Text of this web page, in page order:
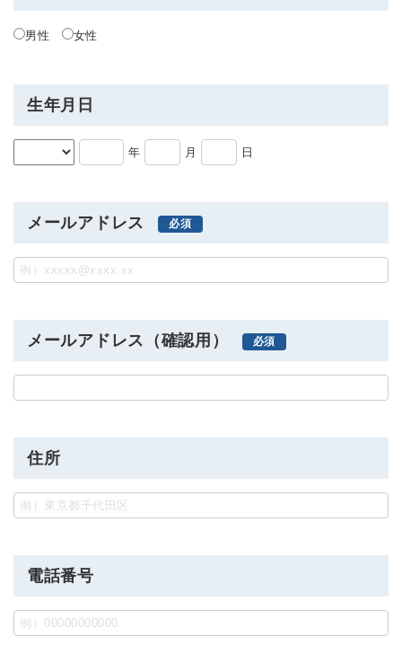
男性 女性
生年月日
年 月 日
メールアドレス
メールアドレス（確認用）
住所
電話番号